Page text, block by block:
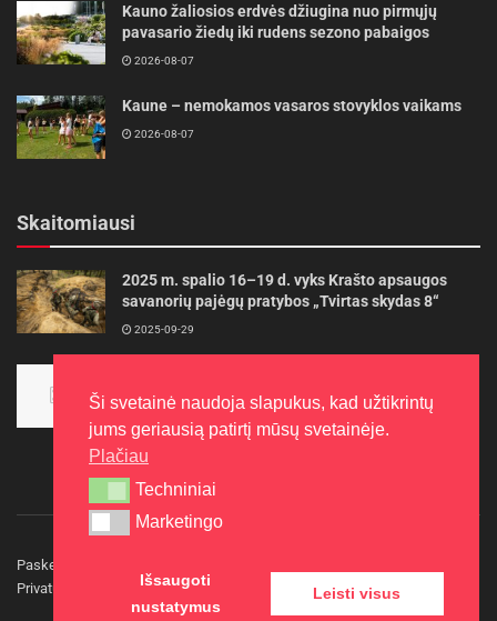
Kauno žaliosios erdvės džiugina nuo pirmųjų
pavasario žiedų iki rudens sezono pabaigos
2026-08-07
Kaune – nemokamos vasaros stovyklos vaikams
2026-08-07
Skaitomiausi
2025 m. spalio 16–19 d. vyks Krašto apsaugos
savanorių pajėgų pratybos „Tvirtas skydas 8“
2025-09-29
aukso
2015-10-30
Paskelbkite naujieną
Privatumo politika
Kontaktai
Ši svetainė naudoja slapukus, kad užtikrintų
jums geriausią patirtį mūsų svetainėje.
Plačiau
Techniniai
Techniniai
Marketingo
Marketingo
Išsaugoti
nustatymus
Leisti visus